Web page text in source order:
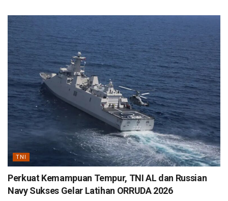
TNI
Perkuat Kemampuan Tempur, TNI AL dan Russian
Navy Sukses Gelar Latihan ORRUDA 2026